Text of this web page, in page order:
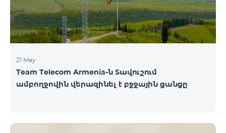
համար կարող եք անցնել հետևյալ հղմամբ՝
telecomarmenia.am/hy/cosmo * Ակցիան
երկարաձգվել է մինչ
21 May
Team Telecom Armenia-ն Տավուշում
ամբողջովին վերազինել է բջջային ցանցը